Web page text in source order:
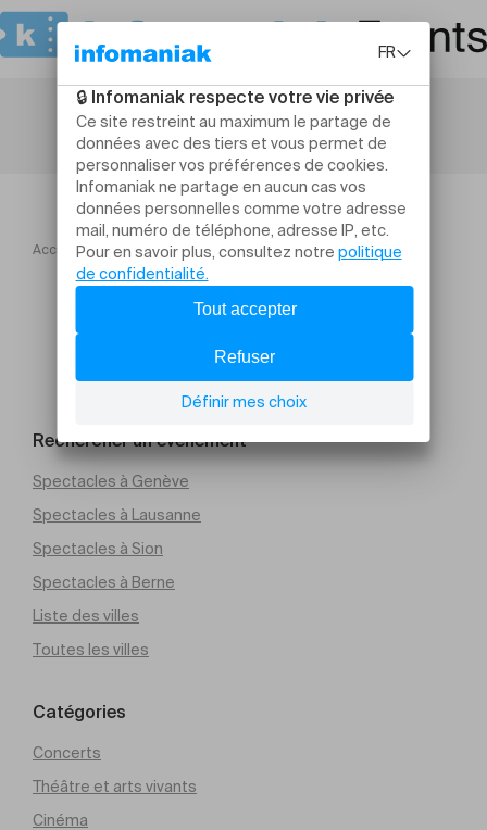
Accueil TO! Saison 2026 VIOLENCIA RIVAS
Rechercher un évènement
Spectacles à Genève
Spectacles à Lausanne
Spectacles à Sion
Spectacles à Berne
Liste des villes
Toutes les villes
Catégories
Concerts
Théâtre et arts vivants
Cinéma